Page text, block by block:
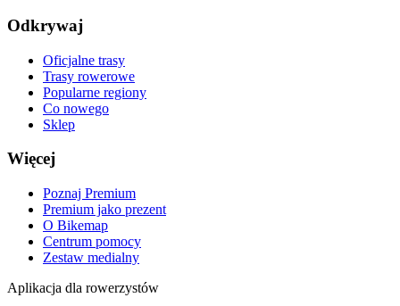
Odkrywaj
Oficjalne trasy
Trasy rowerowe
Popularne regiony
Co nowego
Sklep
Więcej
Poznaj Premium
Premium jako prezent
O Bikemap
Centrum pomocy
Zestaw medialny
Aplikacja dla rowerzystów